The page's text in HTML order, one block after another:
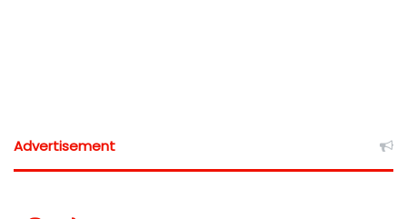
Advertisement